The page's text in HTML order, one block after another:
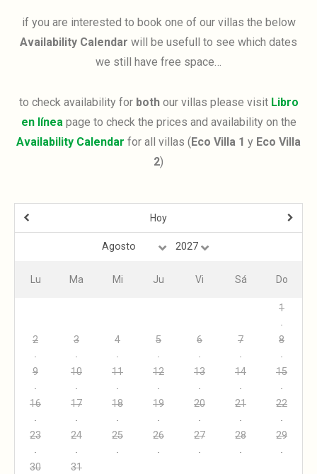
if you are interested to book one of our villas the below
Availability Calendar will be usefull to see which dates
we still have free space…
to check availability for bothour villas please visit Libro
en línea page to check the prices and availability on the
Availability Calendar for all villas (Eco Villa 1 y Eco Villa
2)
Hoy
Lu Ma Mi Ju Vi Sá Do
1
2 3 4 5 6 7 8
9 10 11 12 13 14 15
16 17 18 19 20 21 22
23 24 25 26 27 28 29
30 31